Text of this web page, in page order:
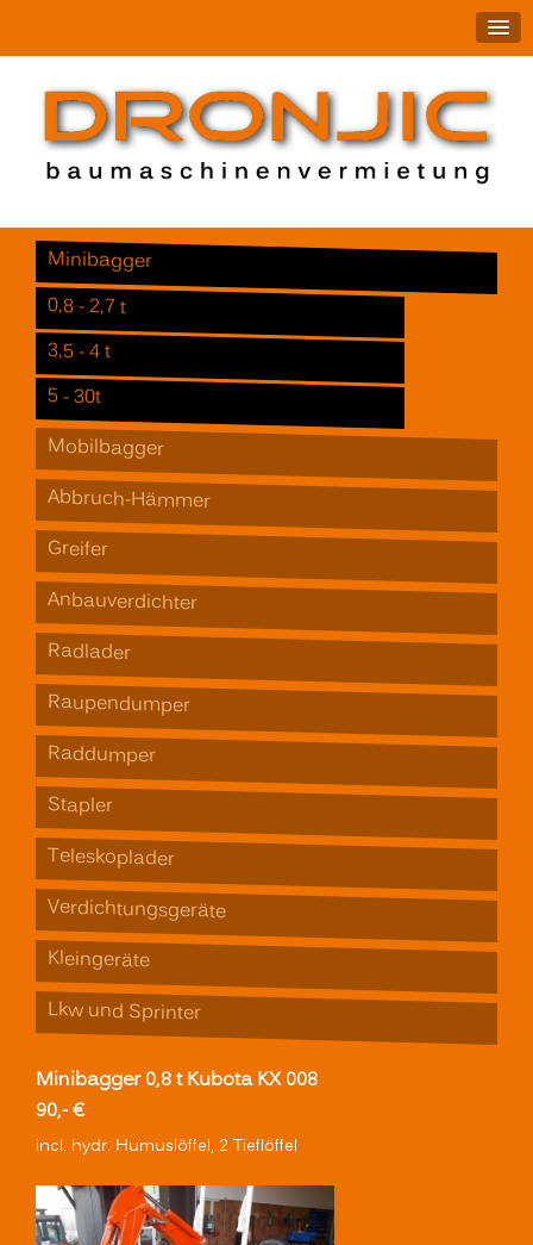
Minibagger
0,8 - 2,7 t
3,5 - 4 t
5 - 30t
Mobilbagger
Abbruch-Hämmer
Greifer
Anbauverdichter
Radlader
Raupendumper
Raddumper
Stapler
Teleskoplader
Verdichtungsgeräte
Kleingeräte
Lkw und Sprinter
Minibagger 0,8 t Kubota KX 008
90,- €
incl. hydr. Humuslöffel, 2 Tieflöffel